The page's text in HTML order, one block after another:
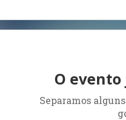
O
Separamos